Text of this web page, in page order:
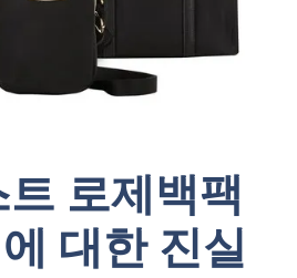
로제백팩
대한 진실